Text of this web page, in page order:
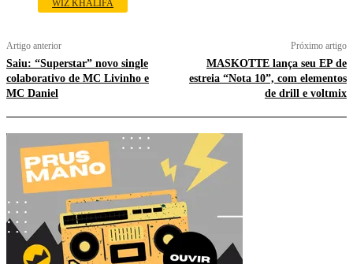
WIZ KHALIFA
Artigo anterior
Saiu: “Superstar” novo single
colaborativo de MC Livinho e
MC Daniel
Próximo artigo
MASKOTTE lança seu EP de
estreia “Nota 10”, com elementos
de drill e voltmix